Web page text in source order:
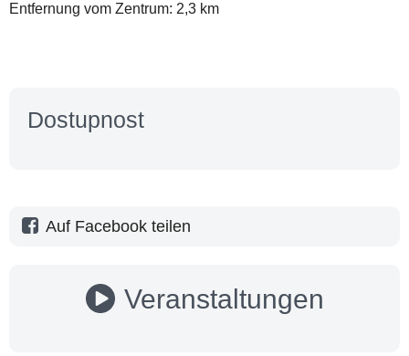
Entfernung vom Zentrum: 2,3 km
Dostupnost
Auf Facebook teilen
Veranstaltungen